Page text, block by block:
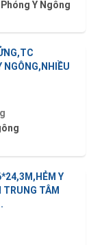
Y Ngông
NGÔNG,NHIỀU
Y
TRUNG TÂM